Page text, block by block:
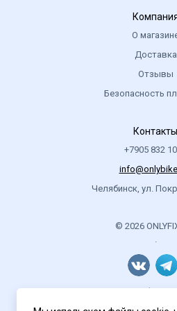
О
Доставка
Отзывы
Безопасность
Контакты
+7905 832
Челябинск, ул.
© 2026
.
Политика